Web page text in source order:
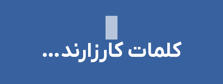
کلمات کارزارند…